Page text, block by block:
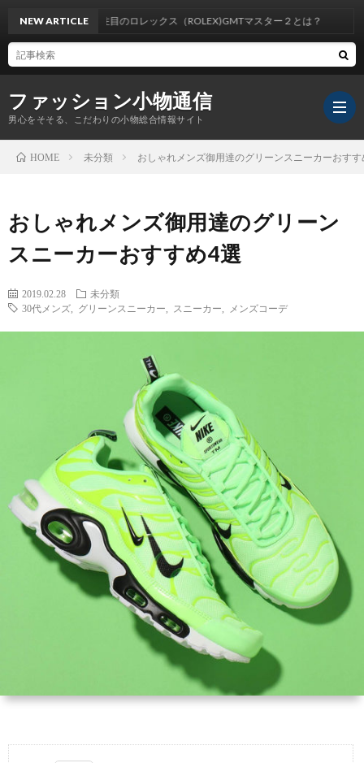
ファッション小物通信
男心をそそる、こだわりの小物総合情報サイト
NEW ARTICLE
大注目のロレックス（ROLEX)GMTマスター２とは？
HOME 未分類 おしゃれメンズ御用達のグリーンスニーカーおす
おしゃれメンズ御用達のグリーン
スニーカーおすすめ4選
2019.02.28
未分類
30代メンズ
グリーンスニーカー スニーカー メンズコーデ